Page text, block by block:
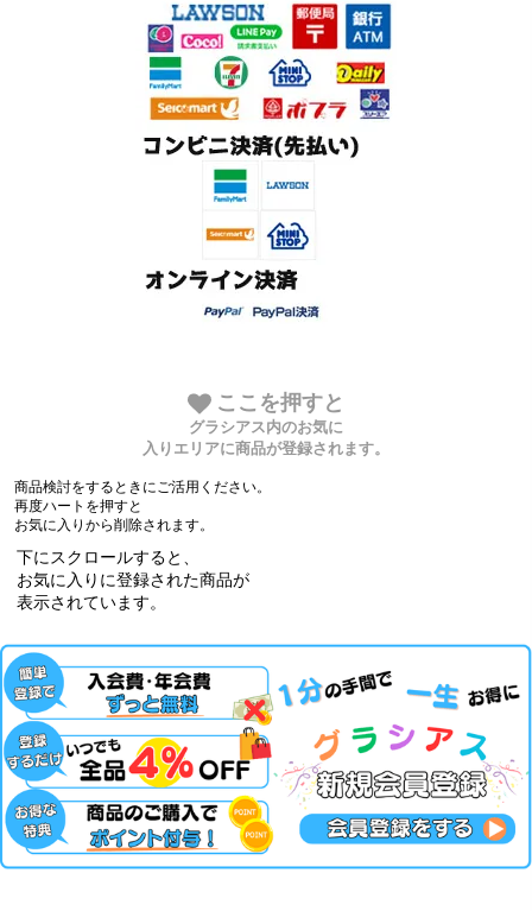
ここを押すと
グラシアス内のお気に
入りエリアに商品が登録されます。
商品検討をするときにご活用ください。
再度ハートを押すと
お気に入りから削除されます。
下にスクロールすると、
お気に入りに登録された商品が
表示されています。